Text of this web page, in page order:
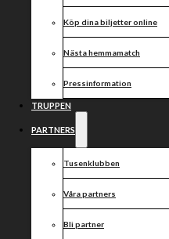
Köp dina biljetter online
Nästa hemmamatch
Pressinformation
TRUPPEN
PARTNERS
Tusenklubben
Våra partners
Bli partner
2024-07-